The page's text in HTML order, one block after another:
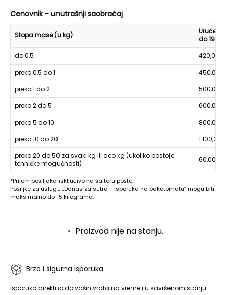
Cenovnik - unutrašnji saobraćaj
Stopa mase (u kg)
Uručenje
do 19h
do 0,5
420,00
preko 0,5 do 1
450,00
preko 1 do 2
500,00
preko 2 do 5
600,00
preko 5 do 10
800,00
preko 10 do 20
1.100,00
preko 20 do 50 za svaki kg ili deo kg (ukoliko postoje
tehničke mogućnosti)
60,00
*Prijem pošiljaka isključivo na šalteru pošte.
Pošiljke za uslugu „Danas za sutra - isporuka na paketomatu“ mogu biti
maksimalno do 15 kilograma.
Proizvod nije na stanju.
Brza i sigurna isporuka
Isporuka direktno do vaših vrata na vreme i u savršenom stanju.